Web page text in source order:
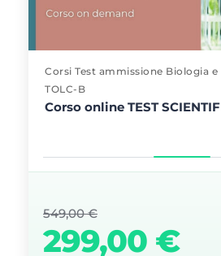
Corsi Test ammissione Biologia
TOLC-B
Corso online TEST
549,00€
299,00 €